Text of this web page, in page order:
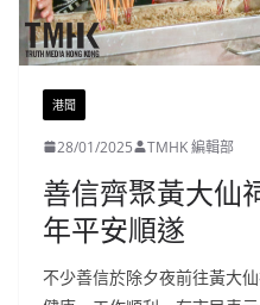
港聞
28/01/2025 TMHK 編輯部
善信齊聚黃大仙
年平安順遂
不少善信於除夕夜前往黃大